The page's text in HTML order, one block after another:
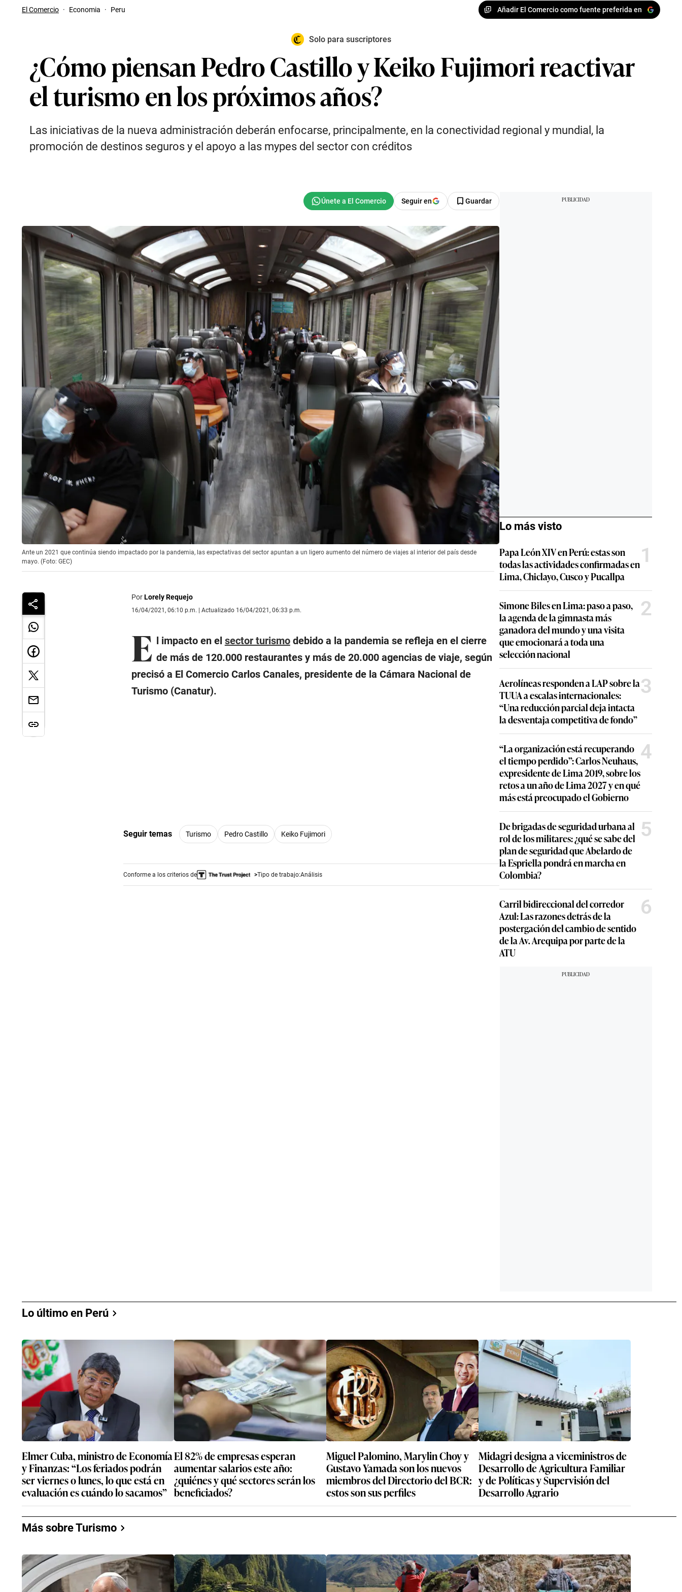
El Comercio · Economia · Peru Añadir El Comercio como fuente preferida en
Solo para suscriptores
¿Cómo piensan Pedro Castillo y Keiko Fujimori reactivar
el turismo en los próximos años?
Las iniciativas de la nueva administración deberán enfocarse, principalmente, en la conectividad regional y mundial, la
promoción de destinos seguros y el apoyo a las mypes del sector con créditos
Seguir en Guardar
Ante un 2021 que continúa siendo impactado por la pandemia, las expectativas del sector apuntan a un ligero aumento del número de viajes al interior del país desde
mayo. (Foto: GEC)
PorLorely Requejo
16/04/2021, 06:10 p.m. | Actualizado 16/04/2021, 06:33 p.m.
E l impacto en el sector turismodebido a la pandemia se refleja en el cierre
de más de 120.000 restaurantes y más de 20.000 agencias de viaje, según
precisó a El Comercio Carlos Canales, presidente de la Cámara Nacional de
Turismo (Canatur).
Seguir temas Turismo Pedro Castillo Keiko Fujimori
Conforme a los criterios de Tipo de trabajo:Análisis
Lo más visto
Papa León XIV en Perú: estas son
todas las actividades confirmadas en
Lima, Chiclayo, Cusco y Pucallpa
1
Simone Biles en Lima: paso a paso,
la agenda de la gimnasta más
ganadora del mundo y una visita
que emocionará a toda una
selección nacional
2
Aerolíneas responden a LAP sobre la
TUUA a escalas internacionales:
“Una reducción parcial deja intacta
la desventaja competitiva de fondo”
3
“La organización está recuperando
el tiempo perdido”: Carlos Neuhaus,
expresidente de Lima 2019, sobre los
retos a un año de Lima 2027 y en qué
más está preocupado el Gobierno
4
De brigadas de seguridad urbana al
rol de los militares: ¿qué se sabe del
plan de seguridad que Abelardo de
la Espriella pondrá en marcha en
Colombia?
5
Carril bidireccional del corredor
Azul: Las razones detrás de la
postergación del cambio de sentido
de la Av. Arequipa por parte de la
ATU
6
Lo último en Perú
Elmer Cuba, ministro de Economía
y Finanzas: “Los feriados podrán
ser viernes o lunes, lo que está en
evaluación es cuándo lo sacamos”
El 82% de empresas esperan
aumentar salarios este año:
¿quiénes y qué sectores serán los
beneficiados?
Miguel Palomino, Marylin Choy y
Gustavo Yamada son los nuevos
miembros del Directorio del BCR:
estos son sus perfiles
Midagri designa a viceministros de
Desarrollo de Agricultura Familiar
y de Políticas y Supervisión del
Desarrollo Agrario
Más sobre Turismo